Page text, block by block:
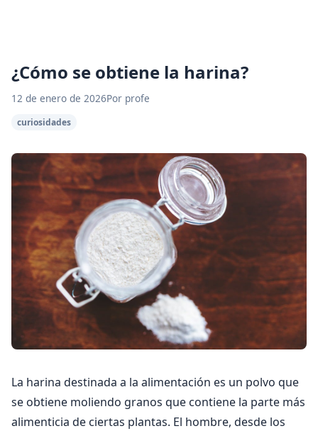
¿Cómo se obtiene la harina?
12 de enero de 2026Por profe
curiosidades
La harina destinada a la alimentación es un polvo que
se obtiene moliendo granos que contiene la parte más
alimenticia de ciertas plantas. El hombre, desde los